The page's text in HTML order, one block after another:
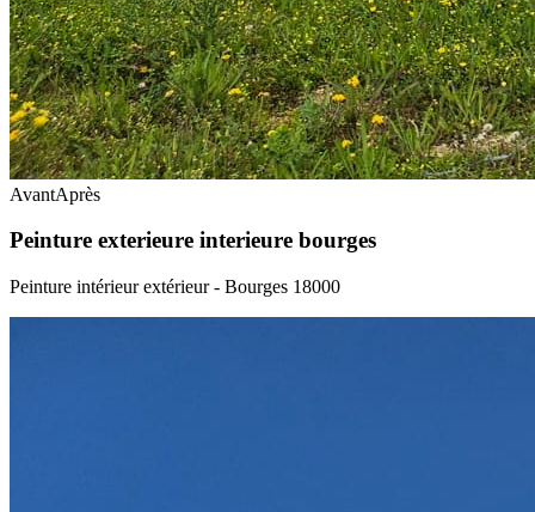
AvantAprès
Peinture exterieure interieure bourges
Peinture intérieur extérieur - Bourges 18000